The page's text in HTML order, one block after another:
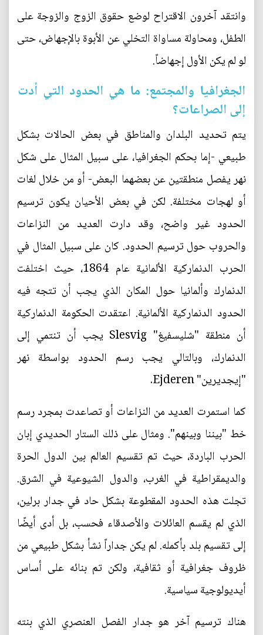
وانتقد آخرون الاقتراح لوضع حقوق الزوج والزوجة على
الطفل، ومحاولة مساواة التخلي عن الأبوة بالإجهاض، حتى
لو لم يكن الأول إجهاضاً.
الجغرافيا والمجتمع: ما هي الحدود التي أدت
إلى الصراعات؟
يتم تحديد البلدان والمناطق في بعض الحالات بشكل
طبيعي -إما بحكم الجغرافيا، على سبيل المثال على شكل
نهر يفصل منطقتين عن بعضهما البعض- أو من خلال لغات
أو لهجات مختلفة. لكن في بعض الأحيان يكون ترسيم
الحدود غير واضح، وقد دارت العديد من النزاعات
والحروب حول ترسيم الحدود. كان على سبيل المثال في
الحرب الدنماركية الألمانية عام 1864، حيث اختلفت
الدنمارك وألمانيا حول المكان الذي يجب أن تتجه فيه
الحدود الدنماركية الألمانية. اعتقدت الحكومة الدنماركية
أن منطقة "شليسفيغ" Slesvig يجب أن تنتمي إلى
الدنمارك، وبالتالي يجب رسم الحدود بواسطة نهر
"إيجديرين" Ejderen.
كما استمرت العديد من النزاعات أو تصاعدت بمجرد رسم
خط "بيننا وبينهم". ومثال على ذلك الستار الحديدي إبان
الحرب الباردة، حيث تم تقسيم العالم بين الدول الحرة
والديمقراطية في الغرب، والدول الشيوعية في الشرق.
تجلت هذه الحدود المقطوعة بشكل حاد في جدار برلين،
الذي لم يقسم العائلات والأصدقاء فحسب، بل أدى أيضًا
إلى تقسيم بلد بأكمله. لم يكن جداراً نشأ بشكل طبيعي من
ظروف جغرافية أو ثقافية، ولكن تم بنائه على أساس
أيديولوجية سياسية.
هناك ترسيم آخر هو جدار الفصل العنصري الذي بنته